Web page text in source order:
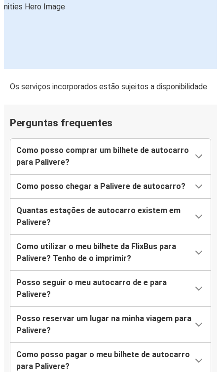
Os serviços incorporados estão sujeitos a disponibilidade
Perguntas frequentes
Como posso comprar um bilhete de autocarro
para Palivere?
Como posso chegar a Palivere de autocarro?
Quantas estações de autocarro existem em
Palivere?
Como utilizar o meu bilhete da FlixBus para
Palivere? Tenho de o imprimir?
Posso seguir o meu autocarro de e para
Palivere?
Posso reservar um lugar na minha viagem para
Palivere?
Como posso pagar o meu bilhete de autocarro
para Palivere?